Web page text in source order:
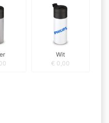
Wit
€ 0,00